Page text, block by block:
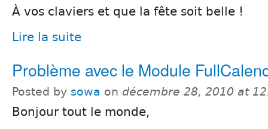
À vos claviers et que la fête soit belle !
Lire la suite
Problème avec le Module
Posted by sowa on décembre 28, 2010 at
Bonjour tout le monde,